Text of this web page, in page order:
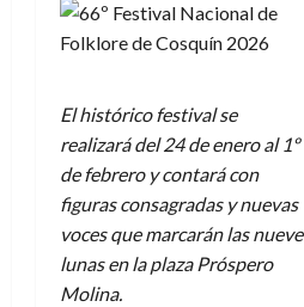
El histórico festival se
realizará del 24 de enero al 1º
de febrero y contará con
figuras consagradas y nuevas
voces que marcarán las nueve
lunas en la plaza Próspero
Molina.